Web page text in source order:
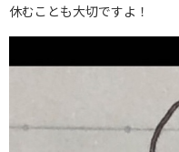
休むことも大切ですよ！